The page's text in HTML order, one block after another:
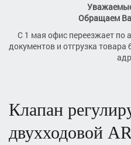
Обращаем
С 1 мая офис переезжает по
документов и отгрузка
клапан регулирующий
двухходовой